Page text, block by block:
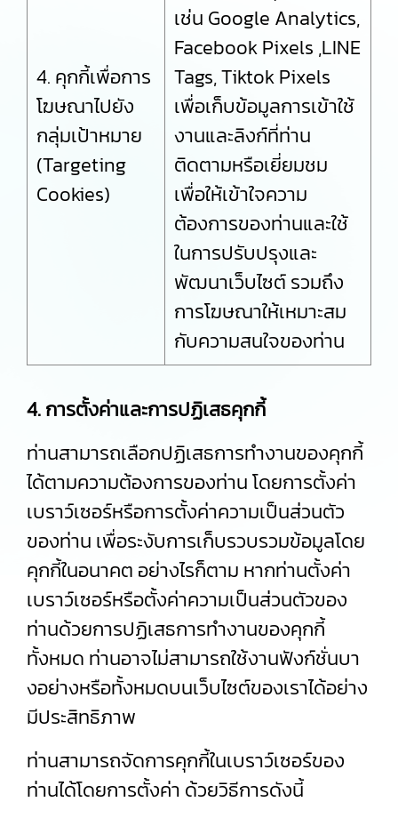
4. คุกกี้เพื่อการ
โฆษณาไปยัง
กลุ่มเป้าหมาย
(Targeting
Cookies)
เช่น Google Analytics,
Facebook Pixels ,LINE
Tags, Tiktok Pixels
เพื่อเก็บข้อมูลการเข้าใช้
งานและลิงก์ที่ท่าน
ติดตามหรือเยี่ยมชม
เพื่อให้เข้าใจความ
ต้องการของท่านและใช้
ในการปรับปรุงและ
พัฒนาเว็บไซต์ รวมถึง
การโฆษณาให้เหมาะสม
กับความสนใจของท่าน
4. การตั้งค่าและการปฏิเสธคุกกี้
ท่านสามารถเลือกปฏิเสธการทำงานของคุกกี้
ได้ตามความต้องการของท่าน โดยการตั้งค่า
เบราว์เซอร์หรือการตั้งค่าความเป็นส่วนตัว
ของท่าน เพื่อระงับการเก็บรวบรวมข้อมูลโดย
คุกกี้ในอนาคต อย่างไรก็ตาม หากท่านตั้งค่า
เบราว์เซอร์หรือตั้งค่าความเป็นส่วนตัวของ
ท่านด้วยการปฏิเสธการทำงานของคุกกี้
ทั้งหมด ท่านอาจไม่สามารถใช้งานฟังก์ชั่นบา
งอย่างหรือทั้งหมดบนเว็บไซต์ของเราได้อย่าง
มีประสิทธิภาพ
ท่านสามารถจัดการคุกกี้ในเบราว์เซอร์ของ
ท่านได้โดยการตั้งค่า ด้วยวิธีการดังนี้